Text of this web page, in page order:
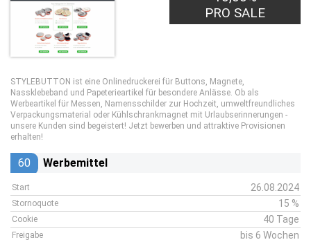
PRO SALE
STYLEBUTTON ist eine Onlinedruckerei für Buttons, Magnete,
Nassklebeband und Papeterieartikel für besondere Anlässe. Ob als
Werbeartikel für Messen, Namensschilder zur Hochzeit, umweltfreundliches
Verpackungsmaterial oder Kühlschrankmagnet mit Urlaubserinnerungen -
unsere Kunden sind begeistert! Jetzt bewerben und attraktive Provisionen
erhalten!
60 Werbemittel
Start 26.08.2024
Stornoquote 15 %
Cookie 40 Tage
Freigabe bis 6 Wochen